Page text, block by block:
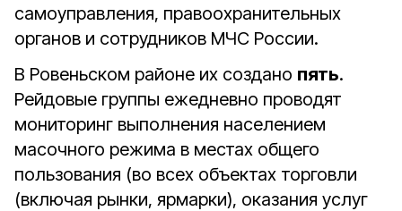
самоуправления, правоохранительных
органов и сотрудников МЧС России.
В Ровеньском районе их создано пять.
Рейдовые группы ежедневно проводят
мониторинг выполнения населением
масочного режима в местах общего
пользования (во всех объектах торговли
(включая рынки, ярмарки), оказания услуг